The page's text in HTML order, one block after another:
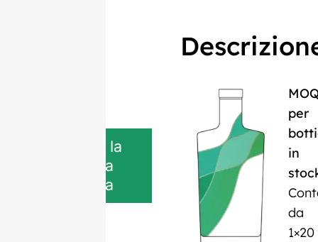
Scarica la
scheda
tecnica
per
in
da
1×20